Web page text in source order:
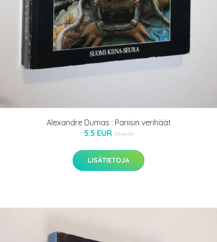
Alexandre Dumas : Pariisin verihäät
5.5 EUR 7.5 EUR
LISÄTIETOJA